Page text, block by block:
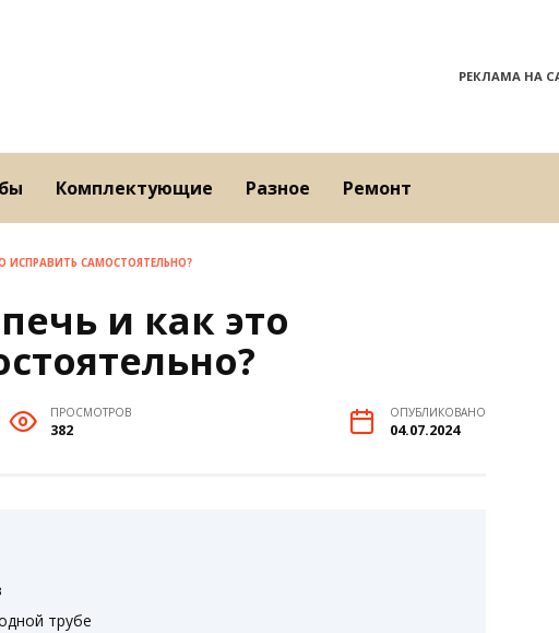
РЕКЛАМА НА
Комплектующие Разное Ремонт
САМОСТОЯТЕЛЬНО?
и как это
ПРОСМОТРОВ
382
ОПУБЛИКОВАНО
04.07.2024
трубе